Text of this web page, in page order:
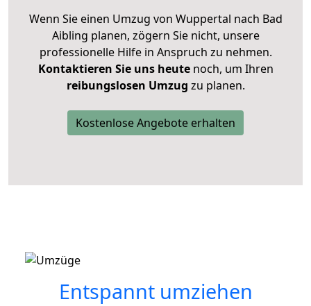
Wenn Sie einen Umzug von Wuppertal nach Bad
Aibling planen, zögern Sie nicht, unsere
professionelle Hilfe in Anspruch zu nehmen.
Kontaktieren Sie uns heutenoch, um Ihren
reibungslosen Umzug zu planen.
Kostenlose Angebote erhalten
Entspannt umziehen